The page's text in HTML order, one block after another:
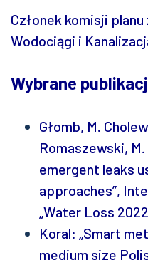
Członek komisji
Wodociągi i
Wybrane
Głomb, M.
Romaszewski,
emergent leaks
approaches”,
„Water Loss
Koral: „Smart
medium size